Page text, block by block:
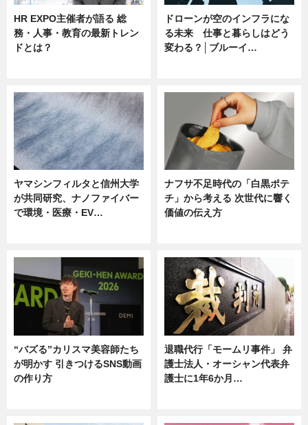
HR EXPO主催者が語る 総
務・人事・教育の最新トレン
ドとは？
ドローンが空のインフラにな
る未来 仕事と暮らしはどう
変わる？│ブルーイ…
ヤマシンフィルタと信州大学
が共同研究、ナノファイバー
で環境・医療・EV…
ナフサ不足時代の「白黒ポテ
チ」から考える 次世代に響く
価値の伝え方
“バズる”カリスマ美容師たち
が明かす 引きつけるSNS動画
の作り方
退職代行「モームリ事件」 弁
護士法人・オーシャン代表弁
護士に1年6か月…